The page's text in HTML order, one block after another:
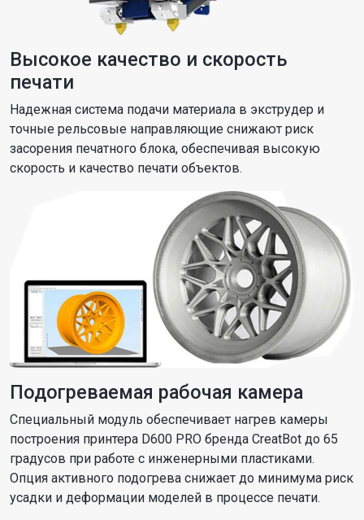
Высокое качество и скорость
печати
Надежная система подачи материала в экструдер и
точные рельсовые направляющие снижают риск
засорения печатного блока, обеспечивая высокую
скорость и качество печати объектов.
Подогреваемая рабочая камера
Специальный модуль обеспечивает нагрев камеры
построения принтера D600 PRO бренда CreatBot до 65
градусов при работе с инженерными пластиками.
Опция активного подогрева снижает до минимума риск
усадки и деформации моделей в процессе печати.